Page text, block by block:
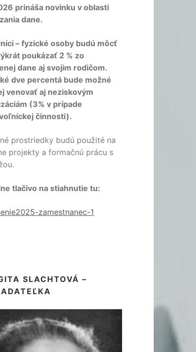
prináša novinku v oblasti
dane.
– fyzické osoby budú môcť
poukázať 2 % zo
dane aj svojim rodičom.
dve percentá bude možné
venovať aj neziskovým
(3% v prípade
činnosti).
prostriedky budú použité na
projekty a formačnú prácu s
tlačivo na stiahnutie tu:
zamestnanec-1
SLACHTOVÁ –